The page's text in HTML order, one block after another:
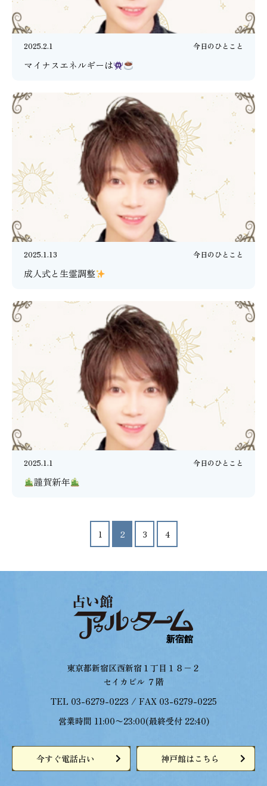
2025.2.1 今日のひとこと
マイナスエネルギーは
2025.1.13 今日のひとこと
成人式と生霊調整
2025.1.1 今日のひとこと
謹賀新年
ペ
1 2 3 4
東京都新宿区西新宿１丁目１８−２
セイカビル ７階
TEL 03-6279-0223 / FAX 03-6279-0225
営業時間 11:00〜23:00(最終受付 22:40)
今すぐ電話占い 神戸館はこちら